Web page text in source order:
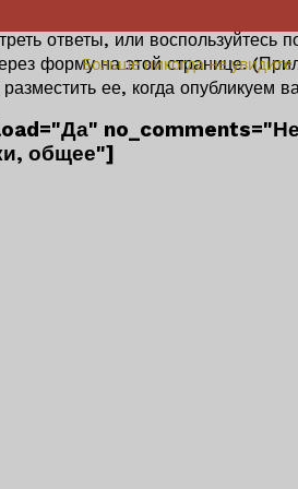
ответы, или воспользуйтесь
форму на этой странице.
ее, когда опубликуем
общее"]
Больше никогда не